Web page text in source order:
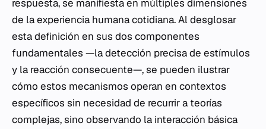
respuesta, se manifiesta en múltiples dimensiones
de la experiencia humana cotidiana. Al desglosar
esta definición en sus dos componentes
fundamentales —la detección precisa de estímulos
y la reacción consecuente—, se pueden ilustrar
cómo estos mecanismos operan en contextos
específicos sin necesidad de recurrir a teorías
complejas, sino observando la interacción básica